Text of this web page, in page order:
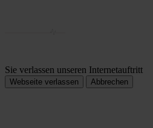
Sie verlassen unseren Internetauftritt
Webseite verlassen Abbrechen